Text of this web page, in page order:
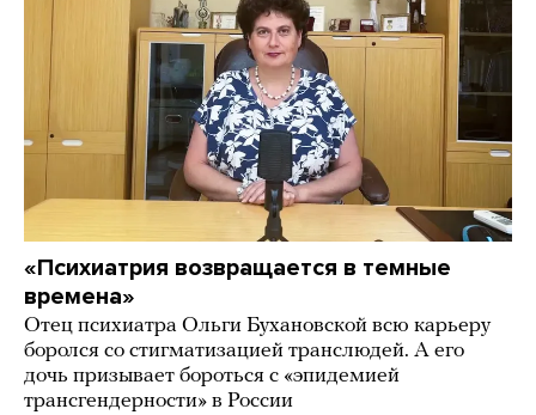
«Психиатрия возвращается в темные
времена»
Отец психиатра Ольги Бухановской всю карьеру
боролся со стигматизацией транслюдей. А его
дочь призывает бороться с «эпидемией
трансгендерности» в России